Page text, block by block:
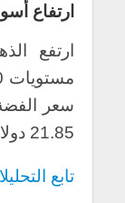
ارتفاع
21.85 دولار للاونصة.
تابع